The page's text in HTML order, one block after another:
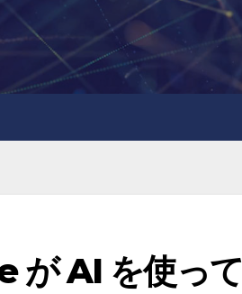
が AI を使って